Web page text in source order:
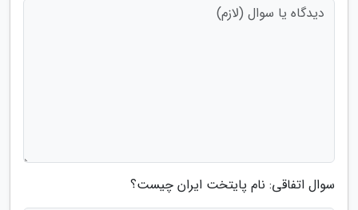
سوال اتفاقی: نام پایتخت ایران چیست؟